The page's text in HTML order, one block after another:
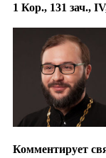
1 Кор., 131 зач.,
Комментирует